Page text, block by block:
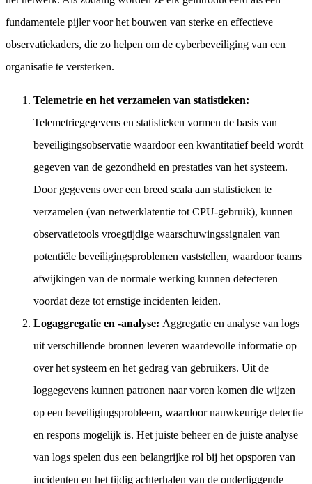
fundamentele pijler voor het bouwen van sterke en effectieve
observatiekaders, die zo helpen om de cyberbeveiliging van een
organisatie te versterken.
Telemetrie en het verzamelen van statistieken:
Telemetriegegevens en statistieken vormen de basis van
beveiligingsobservatie waardoor een kwantitatief beeld wordt
gegeven van de gezondheid en prestaties van het systeem.
Door gegevens over een breed scala aan statistieken te
verzamelen (van netwerklatentie tot CPU-gebruik), kunnen
observatietools vroegtijdige waarschuwingssignalen van
potentiële beveiligingsproblemen vaststellen, waardoor teams
afwijkingen van de normale werking kunnen detecteren
voordat deze tot ernstige incidenten leiden.
Logaggregatie en -analyse: Aggregatie en analyse van logs
uit verschillende bronnen leveren waardevolle informatie op
over het systeem en het gedrag van gebruikers. Uit de
loggegevens kunnen patronen naar voren komen die wijzen
op een beveiligingsprobleem, waardoor nauwkeurige detectie
en respons mogelijk is. Het juiste beheer en de juiste analyse
van logs spelen dus een belangrijke rol bij het opsporen van
incidenten en het tijdig achterhalen van de onderliggende